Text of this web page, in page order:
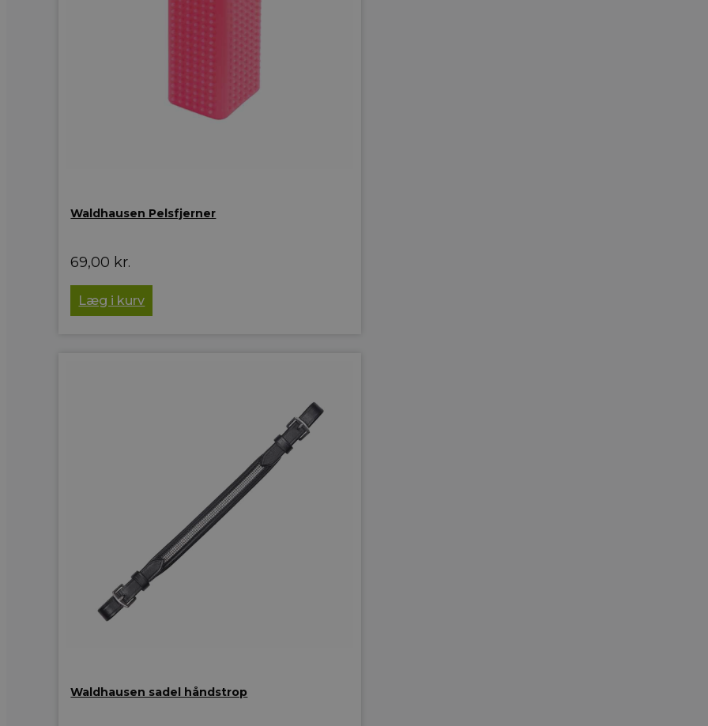
Waldhausen Pelsfjerner
69,00 kr.
Læg i kurv
Waldhausen sadel håndstrop